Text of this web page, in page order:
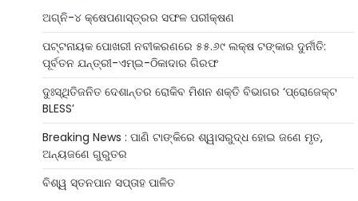
ଅଗ୍ନି-୪ କ୍ଷେପଣାସ୍ତ୍ରର ସଫଳ ପରୀକ୍ଷଣ
ପଟ୍ଟନାୟକ ପୋଖରୀ ନବୀକରଣରେ ୫୫.୬୯ ଲକ୍ଷ ଟଙ୍କାର ଦୁର୍ନୀତି:
ପୂର୍ବତନ ଯନ୍ତ୍ରୀ-ଏମ୍‌ଇ-ଠିକାଦାର ଗିରଫ
ଦୁଃସ୍ଥିତିଜନିତ ଦେଶାନ୍ତର ରୋକିବ ମିଶନ ଶକ୍ତି ବିଭାଗର ‘ପ୍ରୋଜେକ୍ଟ
BLESS’
Breaking News : ପାଣି ଟାଙ୍କିରେ ଶ୍ୱାସରୁଦ୍ଧ ହୋଇ ଜଣେ ମୃତ,
ଅନ୍ୟଜଣେ ଗୁରୁତର
ବିଶ୍ୱ ସ୍ତନପାନ ସପ୍ତାହ ପାଳିତ